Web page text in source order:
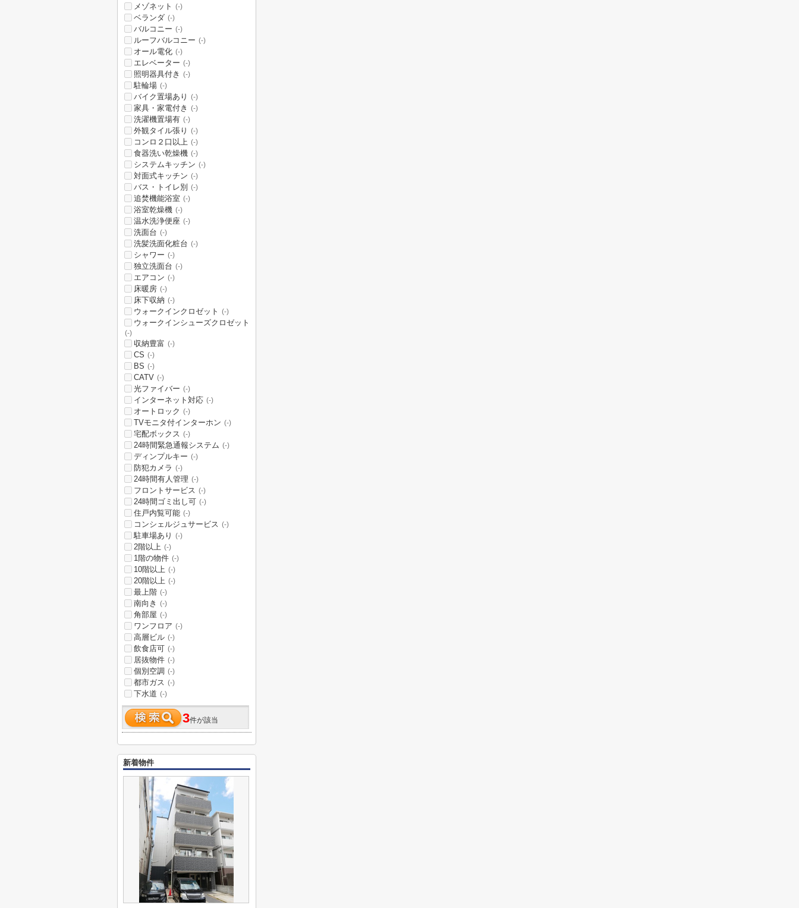
メゾネット (-)
ベランダ (-)
バルコニー (-)
ルーフバルコニー (-)
オール電化 (-)
エレベーター (-)
照明器具付き (-)
駐輪場 (-)
バイク置場あり (-)
家具・家電付き (-)
洗濯機置場有 (-)
外観タイル張り (-)
コンロ２口以上 (-)
食器洗い乾燥機 (-)
システムキッチン (-)
対面式キッチン (-)
バス・トイレ別 (-)
追焚機能浴室 (-)
浴室乾燥機 (-)
温水洗浄便座 (-)
洗面台 (-)
洗髪洗面化粧台 (-)
シャワー (-)
独立洗面台 (-)
エアコン (-)
床暖房 (-)
床下収納 (-)
ウォークインクロゼット (-)
ウォークインシューズクロゼット
(-)
収納豊富 (-)
CS (-)
BS (-)
CATV (-)
光ファイバー (-)
インターネット対応 (-)
オートロック (-)
TVモニタ付インターホン (-)
宅配ボックス (-)
24時間緊急通報システム (-)
ディンプルキー (-)
防犯カメラ (-)
24時間有人管理 (-)
フロントサービス (-)
24時間ゴミ出し可 (-)
住戸内覧可能 (-)
コンシェルジュサービス (-)
駐車場あり (-)
2階以上 (-)
1階の物件 (-)
10階以上 (-)
20階以上 (-)
最上階 (-)
南向き (-)
角部屋 (-)
ワンフロア (-)
高層ビル (-)
飲食店可 (-)
居抜物件 (-)
個別空調 (-)
都市ガス (-)
下水道 (-)
3件が該当
新着物件